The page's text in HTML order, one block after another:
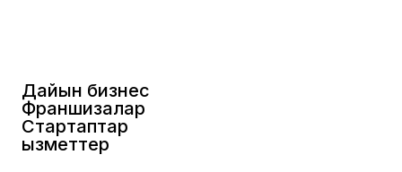
Дайын бизнес
Франшизалар
Стартаптар
Қызметтер